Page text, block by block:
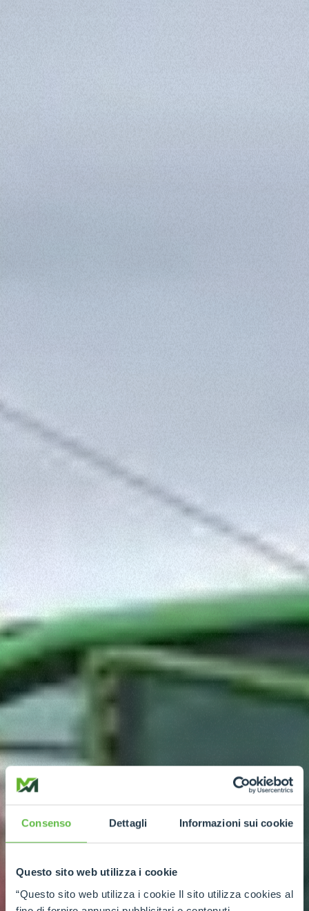
Consenso Dettagli Informazioni sui cookie
Questo sito web utilizza i cookie
“Questo sito web utilizza i cookie Il sito utilizza cookies al